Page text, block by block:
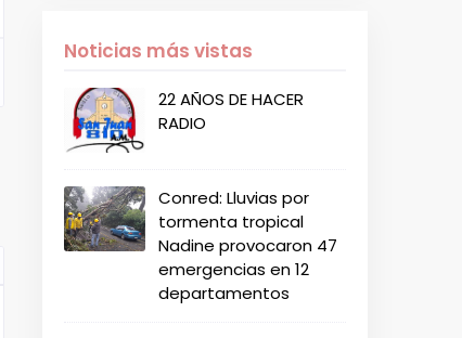
Noticias más vistas
22 AÑOS DE HACER
RADIO
Conred: Lluvias por
tormenta tropical
Nadine provocaron 47
emergencias en 12
departamentos